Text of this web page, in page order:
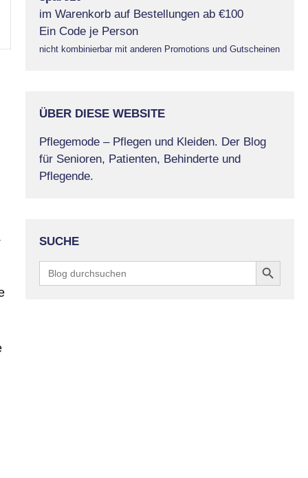
im Warenkorb auf Bestellungen ab €100
Ein Code je Person
nicht kombinierbar mit anderen Promotions und Gutscheinen
ÜBER DIESE WEBSITE
Pflegemode – Pflegen und Kleiden. Der Blog
für Senioren, Patienten, Behinderte und
Pflegende.
SUCHE
Search
for:
Search Button